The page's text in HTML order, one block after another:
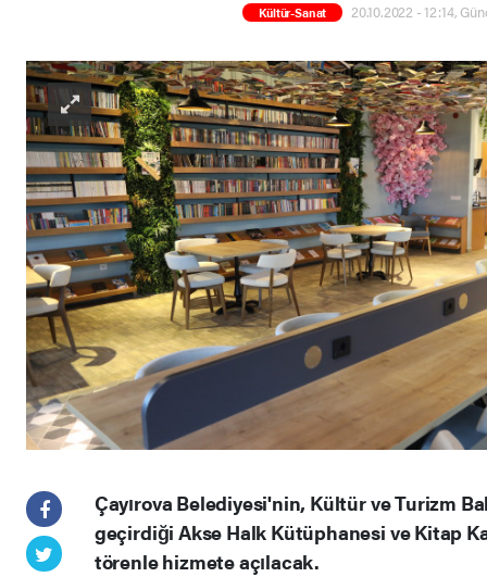
Kültür-Sanat 20.10.2022 - 12:14,
Çayırova Belediyesi'nin, Kültür ve Turizm
geçirdiği Akse Halk Kütüphanesi ve Kitap
törenle hizmete açılacak.